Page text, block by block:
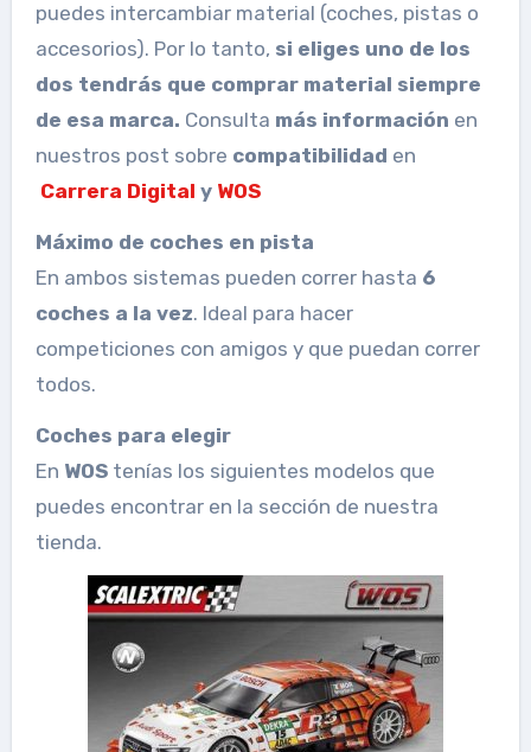
puedes intercambiar material (coches, pistas o
accesorios). Por lo tanto, si eliges uno de los
dos tendrás que comprar material siempre
de esa marca. Consulta más información en
nuestros post sobre compatibilidad en
Carrera Digital y WOS
Máximo de coches en pista
En ambos sistemas pueden correr hasta 6
coches a la vez. Ideal para hacer
competiciones con amigos y que puedan correr
todos.
Coches para elegir
En WOStenías los siguientes modelos que
puedes encontrar en la sección de nuestra
tienda.